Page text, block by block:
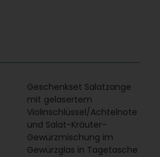
Geschenkset Salatzange
mit gelasertem
Violinschlüssel/Achtelnote
und Salat-Kräuter-
Gewürzmischung im
Gewürzglas in Tagetasche